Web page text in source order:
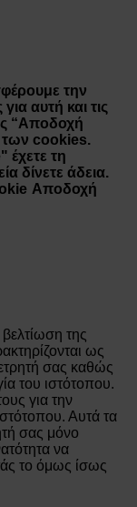
την
αυτή και τις
“Αποδοχή
cookies.
έχετε τη
δίνετε άδεια.
Αποδοχή
της
ως
σας καθώς
του ιστότοπου.
για την
Αυτά τα
σας μόνο
να
το όμως ίσως